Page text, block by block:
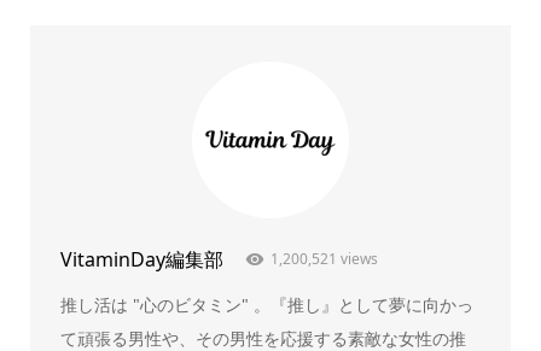
VitaminDay編集部 1,200,521 views
推し活は "心のビタミン" 。『推し』として夢に向かっ
て頑張る男性や、その男性を応援する素敵な女性の推